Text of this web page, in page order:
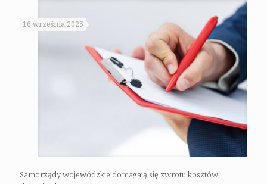
16 września 2025
Samorządy wojewódzkie domagają się zwrotu kosztów